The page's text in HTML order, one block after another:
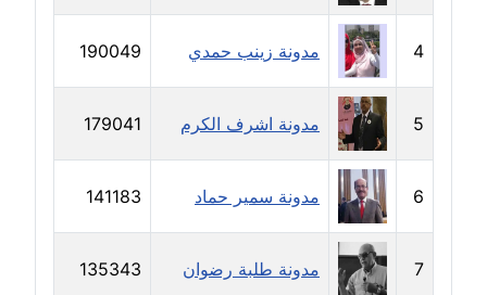
عاملة
مدونة رهام معلا
عاملة
مدونة ريهام الخميسي
عاملة
مدونة زينات مطاوع
عاملة
4 مدونة زينب حمدي 190049
5 مدونة اشرف الكرم 179041
6 مدونة سمير حماد 141183
7 مدونة طلبة رضوان 135343